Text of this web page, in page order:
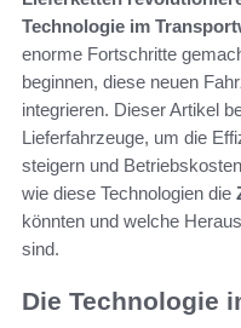
Technologie im
enorme Fortschritte
beginnen, diese neuen
integrieren. Dieser Artikel
Lieferfahrzeuge, um die
steigern und
wie diese Technologien die
könnten und welche
sind.
Die Technologie